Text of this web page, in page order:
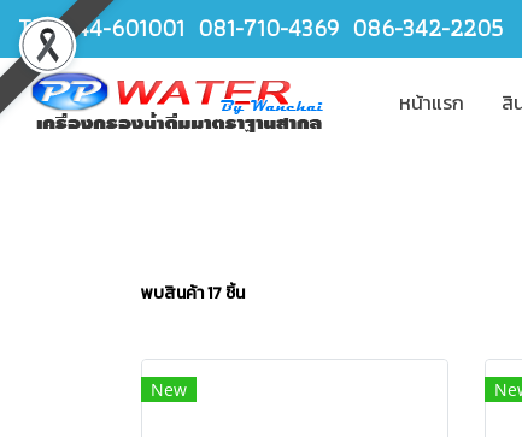
TEL.044-601001 081-710-4369 086-342-2205
หน้าแรก สิ
พบสินค้า 17 ชิ้น
New